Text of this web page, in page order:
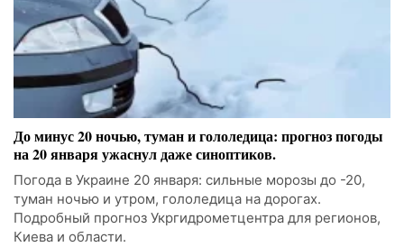
До минус 20 ночью, туман и гололедица: прогноз погоды
на 20 января ужаснул даже синоптиков.
Погода в Украине 20 января: сильные морозы до -20,
туман ночью и утром, гололедица на дорогах.
Подробный прогноз Укргидрометцентра для регионов,
Киева и области.